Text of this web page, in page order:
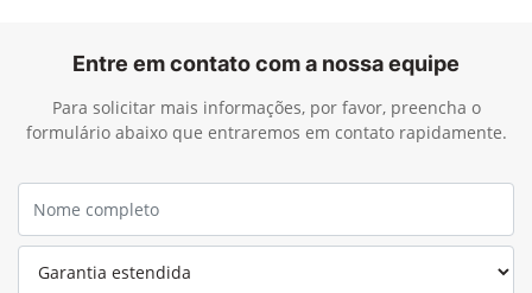
Entre em contato com a nossa equipe
Para solicitar mais informações, por favor, preencha o
formulário abaixo que entraremos em contato rapidamente.